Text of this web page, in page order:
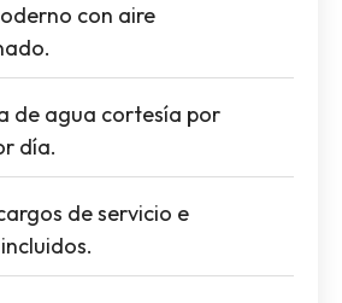
con aire
de agua cortesía por
día.
de servicio e